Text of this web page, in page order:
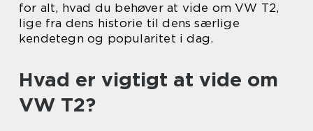
for alt, hvad du behøver at vide om VW T2,
lige fra dens historie til dens særlige
kendetegn og popularitet i dag.
Hvad er vigtigt at vide om
VW T2?